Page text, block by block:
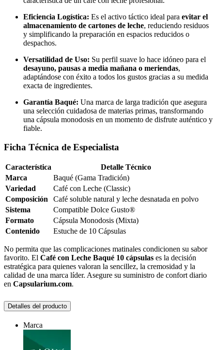
Eficiencia Logística: Es el activo táctico ideal para evitar el
almacenamiento de cartones de leche, reduciendo residuos
y simplificando la preparación en espacios reducidos o
despachos.
Versatilidad de Uso: Su perfil suave lo hace idóneo para el
desayuno, pausas a media mañana o meriendas,
adaptándose con éxito a todos los gustos gracias a su medida
exacta de ingredientes.
Garantía Baqué: Una marca de larga tradición que asegura
una selección cuidadosa de materias primas, transformando
una cápsula monodosis en un momento de disfrute auténtico y
fiable.
Ficha Técnica de Especialista
Característica
Detalle Técnico
Marca
Baqué (Gama Tradición)
Variedad
Café con Leche (Classic)
Composición
Café soluble natural y leche desnatada en polvo
Sistema
Compatible Dolce Gusto®
Formato
Cápsula Monodosis (Mixta)
Contenido
Estuche de 10 Cápsulas
No permita que las complicaciones matinales condicionen su sabor
favorito. El Café con Leche Baqué 10 cápsulas es la decisión
estratégica para quienes valoran la sencillez, la cremosidad y la
calidad de una marca líder. Asegure su suministro de confort diario
en Capsularium.com.
Detalles del producto
Marca